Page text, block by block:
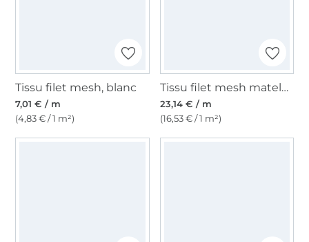
Tissu filet mesh, blanc
7,01 € / m
(4,83 € / 1 m²)
Tissu filet mesh matelassé 3D , bleu royal
23,14 € / m
(16,53 € / 1 m²)